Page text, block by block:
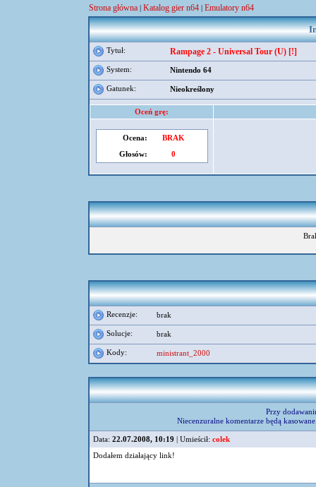
Strona główna | Katalog gier n64 | Emulatory n64
Tytuł: Rampage 2 - Universal Tour (U) [!]
System: Nintendo 64
Gatunek: Nieokreślony
Oceń grę:
Ocena:
BRAK
Głosów:
0
Recenzje: brak
Solucje: brak
Kody: ministrant_2000
Przy
Niecenzuralne komentarze będą
Data: 22.07.2008, 10:19 | Umieścił: colek
Dodałem działający link!